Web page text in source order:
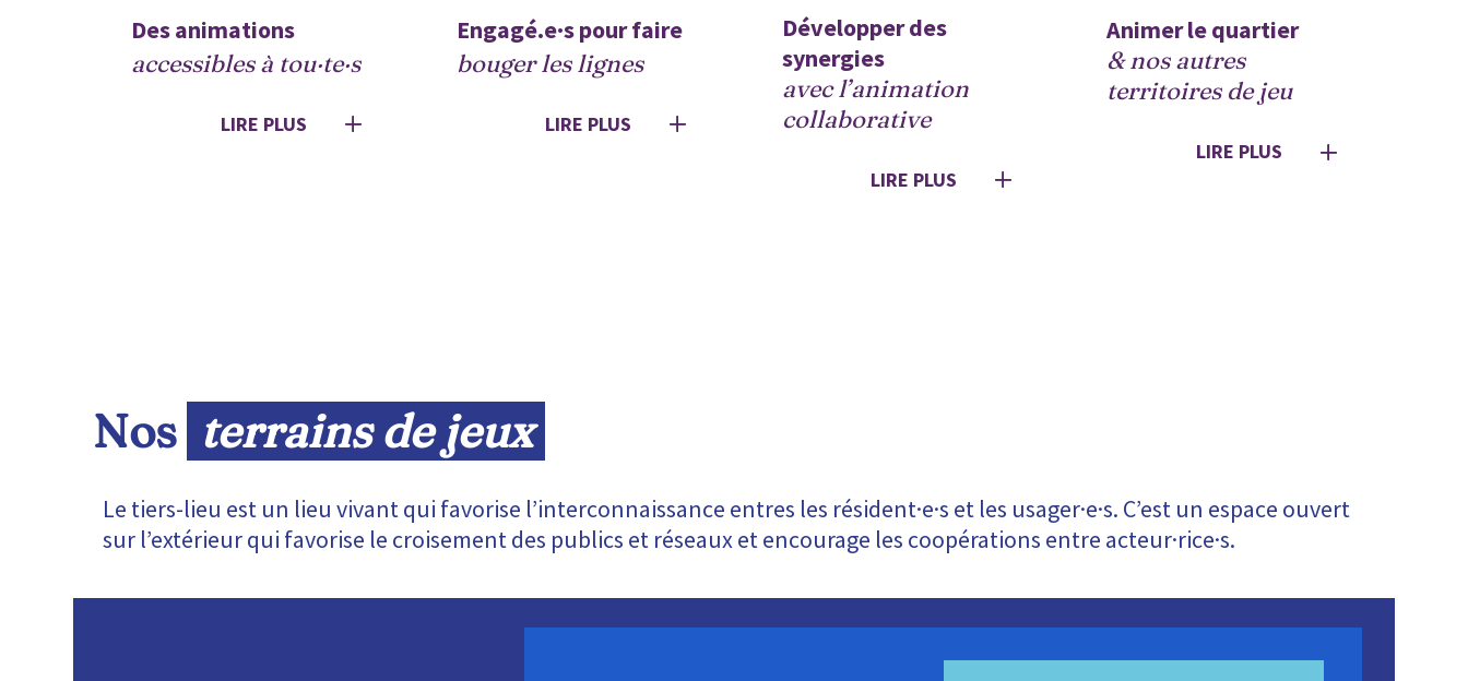
Des animations
accessibles à tou·te·s
LIRE PLUS
Engagé.e·s pour faire
bouger les lignes
LIRE PLUS
Développer des
synergies
avec l’animation
collaborative
LIRE PLUS
Animer le quartier
& nos autres
territoires de jeu
LIRE PLUS
Nos terrains de jeux
Le tiers-lieu est un lieu vivant qui favorise l’interconnaissance entres les résident·e·s et les usager·e·s. C’est un espace ouvert
sur l’extérieur qui favorise le croisement des publics et réseaux et encourage les coopérations entre acteur·rice·s.